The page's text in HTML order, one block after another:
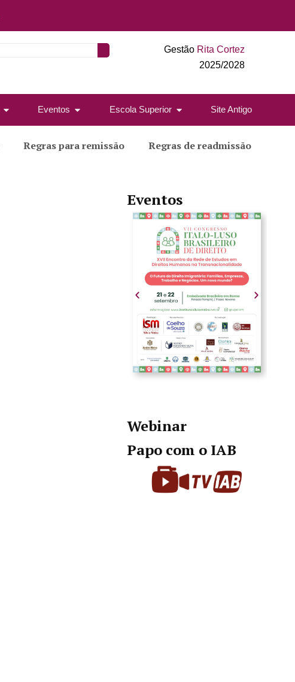
Gestão Rita Cortez
2025/2028
Eventos Escola Superior Site Antigo
Regras para remissão Regras de readmissão
Eventos
Webinar
Papo com o IAB